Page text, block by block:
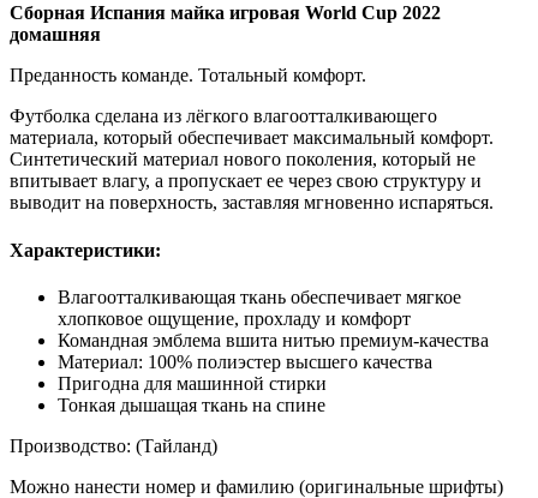
Сборная Испания майка игровая World Cup 2022
домашняя
Преданность команде. Тотальный комфорт.
Футболка сделана из лёгкого влагоотталкивающего
материала, который обеспечивает максимальный комфорт.
Синтетический материал нового поколения, который не
впитывает влагу, а пропускает ее через свою структуру и
выводит на поверхность, заставляя мгновенно испаряться.
Характеристики:
Влагоотталкивающая ткань обеспечивает мягкое
хлопковое ощущение, прохладу и комфорт
Командная эмблема вшита нитью премиум-качества
Материал: 100% полиэстер высшего качества
Пригодна для машинной стирки
Тонкая дышащая ткань на спине
Производство: (Тайланд)
Можно нанести номер и фамилию (оригинальные шрифты)